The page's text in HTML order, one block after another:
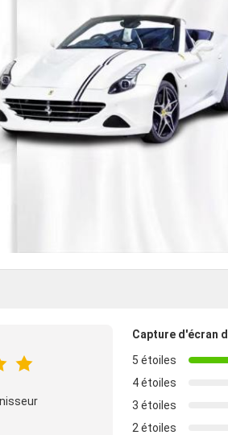
Capture d'écran
5 étoiles
4 étoiles
3 étoiles
2 étoiles